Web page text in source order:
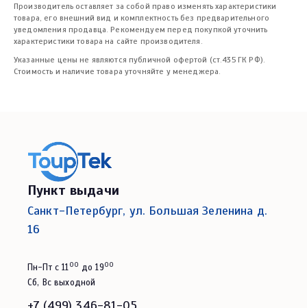
Производитель оставляет за собой право изменять характеристики
товара, его внешний вид и комплектность без предварительного
уведомления продавца. Рекомендуем перед покупкой уточнить
характеристики товара на сайте производителя.
Указанные цены не являются публичной офертой (ст.435 ГК РФ).
Стоимость и наличие товара уточняйте у менеджера.
Пункт выдачи
Санкт-Петербург, ул. Большая Зеленина д.
16
Пн-Пт с 1100 до 1900
Сб, Вс выходной